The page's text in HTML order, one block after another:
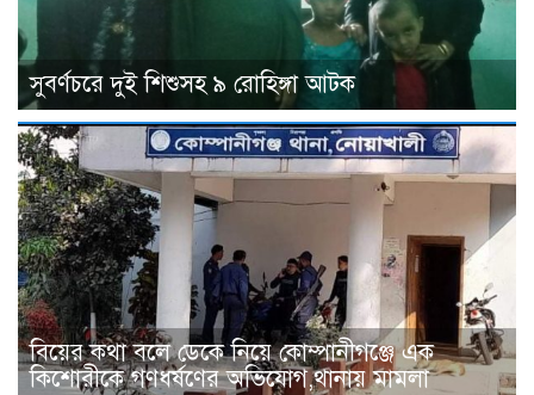
সুবর্ণচরে দুই শিশুসহ ৯ রোহিঙ্গা আটক
বিয়ের কথা বলে ডেকে নিয়ে কোম্পানীগঞ্জে এক
কিশোরীকে গণধর্ষণের অভিযোগ,থানায় মামলা